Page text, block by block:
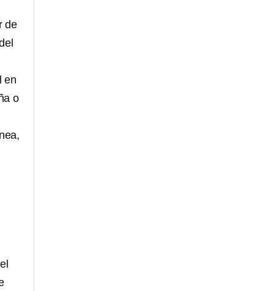
de
en
o